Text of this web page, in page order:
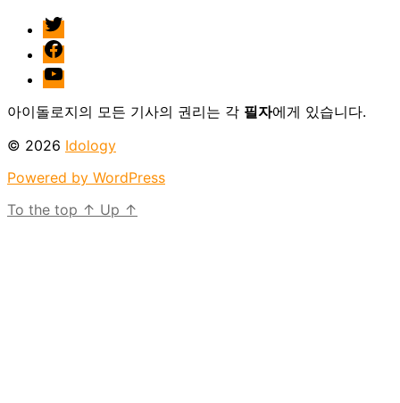
twitter
facebook
Youtube
아이돌로지의 모든 기사의 권리는 각 필자에게 있습니다.
© 2026 Idology
Powered by WordPress
To the top ↑ Up ↑